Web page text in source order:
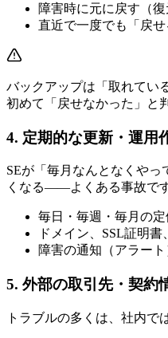
障害時に元に戻す（
直近で一度でも「戻
バックアップは「取れてい
初めて「戻せなかった」と
4. 定期的な更新・運用
SEが「毎月なんとなくや
くなる——よくある事故です
毎日・毎週・毎月の
ドメイン、SSL証明
障害の通知（アラー
5. 外部の取引先・契約
トラブルの多くは、社内で